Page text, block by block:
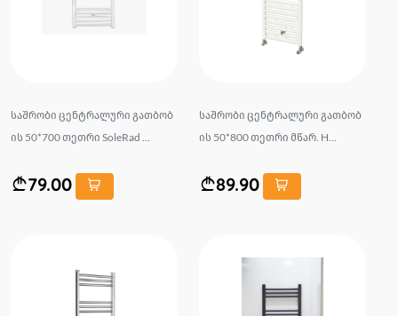
საშრობი ცენტრალური გათბობ
ის 50*700 თეთრი SoleRad ...
79.00
საშრობი ცენტრალური გათბობ
ის 50*800 თეთრი მწარ. H...
89.90